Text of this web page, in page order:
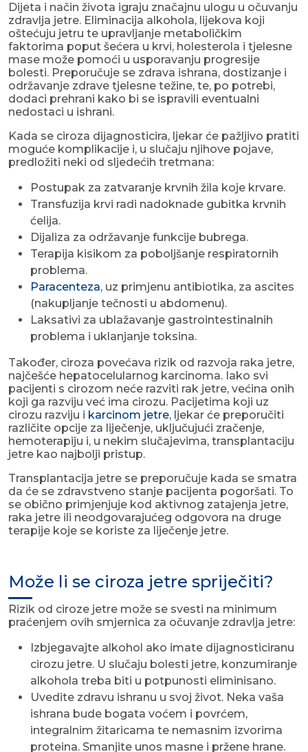
Dijeta i način života igraju značajnu ulogu u očuvanju
zdravlja jetre. Eliminacija alkohola, lijekova koji
oštećuju jetru te upravljanje metaboličkim
faktorima poput šećera u krvi, holesterola i tjelesne
mase može pomoći u usporavanju progresije
bolesti. Preporučuje se zdrava ishrana, dostizanje i
održavanje zdrave tjelesne težine, te, po potrebi,
dodaci prehrani kako bi se ispravili eventualni
nedostaci u ishrani.
Kada se ciroza dijagnosticira, ljekar će pažljivo pratiti
moguće komplikacije i, u slučaju njihove pojave,
predložiti neki od sljedećih tretmana:
Postupak za zatvaranje krvnih žila koje krvare.
Transfuzija krvi radi nadoknade gubitka krvnih
ćelija.
Dijaliza za održavanje funkcije bubrega.
Terapija kisikom za poboljšanje respiratornih
problema.
Paracenteza, uz primjenu antibiotika, za ascites
(nakupljanje tečnosti u abdomenu).
Laksativi za ublažavanje gastrointestinalnih
problema i uklanjanje toksina.
Također, ciroza povećava rizik od razvoja raka jetre,
najčešće hepatocelularnog karcinoma. Iako svi
pacijenti s cirozom neće razviti rak jetre, većina onih
koji ga razviju već ima cirozu. Pacijetima koji uz
cirozu razviju i karcinom jetre, ljekar će preporučiti
različite opcije za liječenje, uključujući zračenje,
hemoterapiju i, u nekim slučajevima, transplantaciju
jetre kao najbolji pristup.
Transplantacija jetre se preporučuje kada se smatra
da će se zdravstveno stanje pacijenta pogoršati. To
se obično primjenjuje kod aktivnog zatajenja jetre,
raka jetre ili neodgovarajućeg odgovora na druge
terapije koje se koriste za liječenje jetre.
Može li se ciroza jetre spriječiti?
Rizik od ciroze jetre može se svesti na minimum
praćenjem ovih smjernica za očuvanje zdravlja jetre:
Izbjegavajte alkohol ako imate dijagnosticiranu
cirozu jetre. U slučaju bolesti jetre, konzumiranje
alkohola treba biti u potpunosti eliminisano.
Uvedite zdravu ishranu u svoj život. Neka vaša
ishrana bude bogata voćem i povrćem,
integralnim žitaricama te nemasnim izvorima
proteina. Smanjite unos masne i pržene hrane.